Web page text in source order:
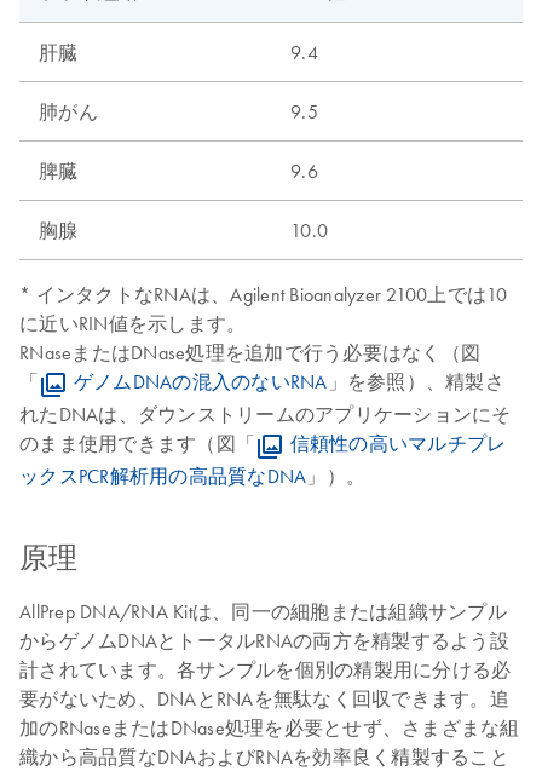
肝臓 9.4
肺がん 9.5
脾臓 9.6
胸腺 10.0
* インタクトなRNAは、Agilent Bioanalyzer 2100上では10
に近いRIN値を示します。
RNaseまたはDNase処理を追加で行う必要はなく（図
「
ゲノムDNAの混入のないRNA 」を参照）、精製さ
れたDNAは、ダウンストリームのアプリケーションにそ
のまま使用できます（図「
信頼性の高いマルチプレ
ックスPCR解析用の高品質なDNA 」）。
原理
AllPrep DNA/RNA Kitは、同一の細胞または組織サンプル
からゲノムDNAとトータルRNAの両方を精製するよう設
計されています。各サンプルを個別の精製用に分ける必
要がないため、DNAとRNAを無駄なく回収できます。追
加のRNaseまたはDNase処理を必要とせず、さまざまな組
織から高品質なDNAおよびRNAを効率良く精製すること